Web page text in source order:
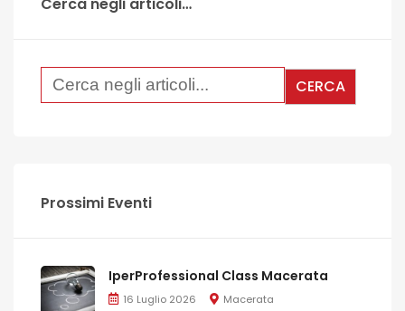
Prossimi Eventi
IperProfessional Class Macerata
16 Luglio 2026 Macerata